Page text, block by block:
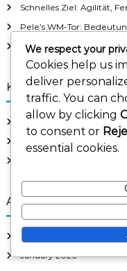
r
Schnelles Ziel: Agilität,
Pele’s WM-Tor:
Finesse-Schuss Ziel:
Kategorien
Berühmte Tore in der
Torpunkte im Fußball
Archiv
January 2026
We respect your
Cookies help us
deliver
traffic. You can
allow by clicking
to consent or
essential cookies.